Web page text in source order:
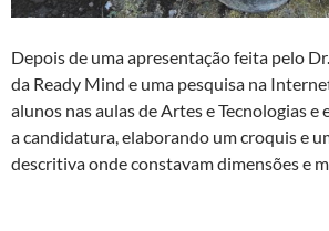
Depois de uma apresentação feita pelo
da Ready Mind e uma pesquisa na
alunos nas aulas de Artes e Tecnologias e
a candidatura, elaborando um croquis e
descritiva onde constavam dimensões e